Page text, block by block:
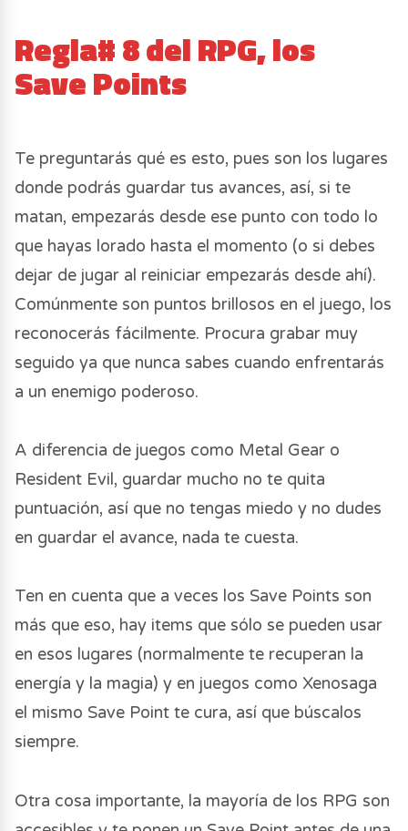
Regla# 8 del RPG, los
Save Points
Te preguntarás qué es esto, pues son los lugares
donde podrás guardar tus avances, así, si te
matan, empezarás desde ese punto con todo lo
que hayas lorado hasta el momento (o si debes
dejar de jugar al reiniciar empezarás desde ahí).
Comúnmente son puntos brillosos en el juego, los
reconocerás fácilmente. Procura grabar muy
seguido ya que nunca sabes cuando enfrentarás
a un enemigo poderoso.
A diferencia de juegos como Metal Gear o
Resident Evil, guardar mucho no te quita
puntuación, así que no tengas miedo y no dudes
en guardar el avance, nada te cuesta.
Ten en cuenta que a veces los Save Points son
más que eso, hay items que sólo se pueden usar
en esos lugares (normalmente te recuperan la
energía y la magia) y en juegos como Xenosaga
el mismo Save Point te cura, así que búscalos
siempre.
Otra cosa importante, la mayoría de los RPG son